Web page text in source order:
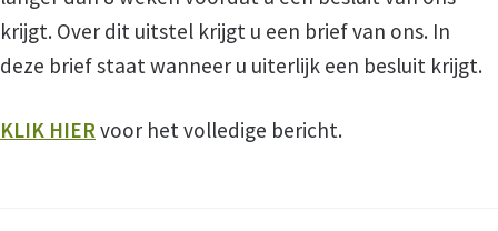
Nieuws
Contact
krijgt. Over dit uitstel krijgt u een brief van ons. In
deze brief staat wanneer u uiterlijk een besluit krijgt.
KLIK HIERvoor het volledige bericht.